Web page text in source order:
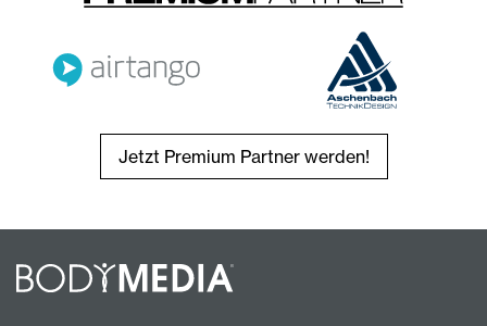
Jetzt Premium Partner werden!